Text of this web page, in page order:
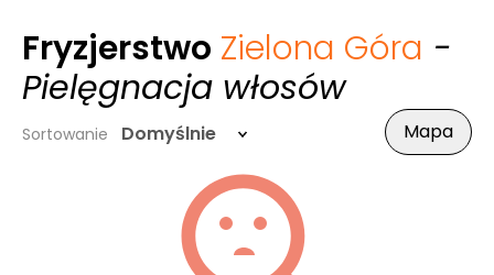
Fryzjerstwo Zielona Góra -
Pielęgnacja włosów
Sortowanie Domyślnie Mapa